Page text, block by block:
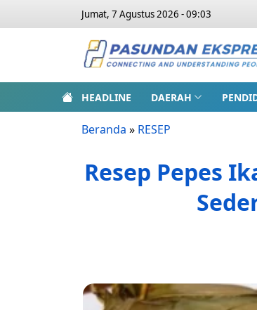
Jumat, 7 Agustus 2026 - 09:03
HEADLINE DAERAH
Beranda » RESEP
Resep Pepes